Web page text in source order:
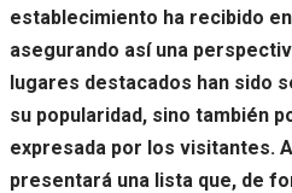
establecimiento ha recibido
asegurando así una
lugares destacados han sido
su popularidad, sino también
expresada por los visitantes.
presentará una lista que, de